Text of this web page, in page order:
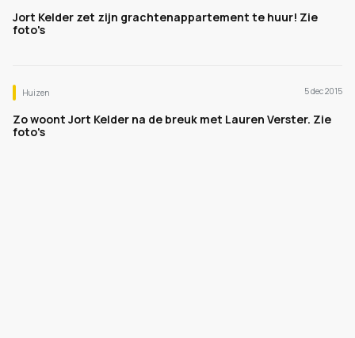
Jort Kelder zet zijn grachtenappartement te huur! Zie
foto's
Huizen 5 dec 2015
Zo woont Jort Kelder na de breuk met Lauren Verster. Zie
foto's